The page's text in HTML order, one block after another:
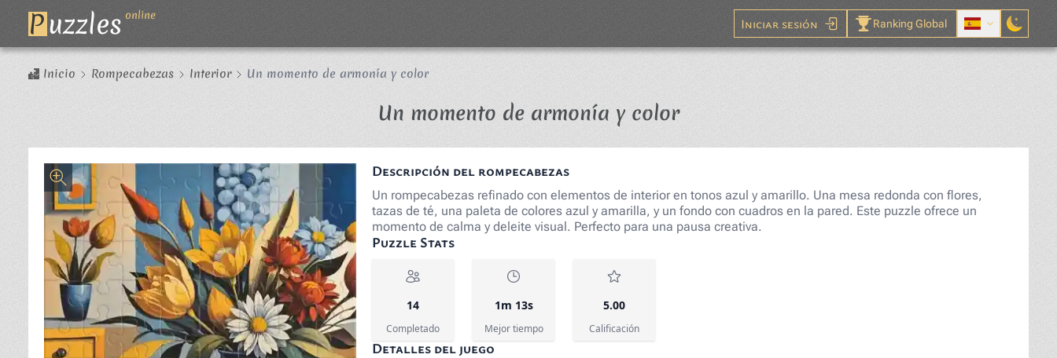
Puzzles online
Iniciar sesión Ranking Global
Inicio Rompecabezas Interior Un momento de armonía y color
Un momento de armonía y colorRompecabezas
Descripción del rompecabezas
Un rompecabezas refinado con elementos de interior en tonos azul y amarillo. Una mesa redonda con flores,
tazas de té, una paleta de colores azul y amarilla, y un fondo con cuadros en la pared. Este puzzle ofrece un
momento de calma y deleite visual. Perfecto para una pausa creativa.
Puzzle Stats
14
Completado
1m 13s
Mejor tiempo
5.00
Calificación
Detalles del juego